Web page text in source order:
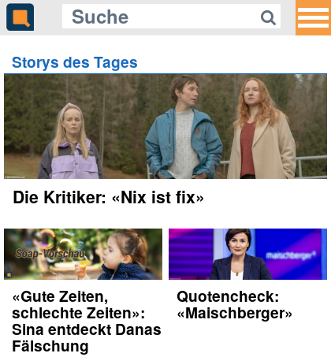
Storys des Tages
Die Kritiker: «Nix ist fix»
«Gute Zeiten,
schlechte Zeiten»:
Sina entdeckt Danas
Fälschung
Quotencheck:
«Maischberger»